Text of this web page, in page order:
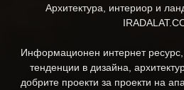
Архитектура, интериор и
Информационен интернет ресурс,
тенденции в дизайна,
добрите проекти за проекти на